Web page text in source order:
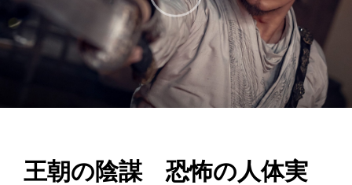
王朝の陰謀 恐怖の人体実